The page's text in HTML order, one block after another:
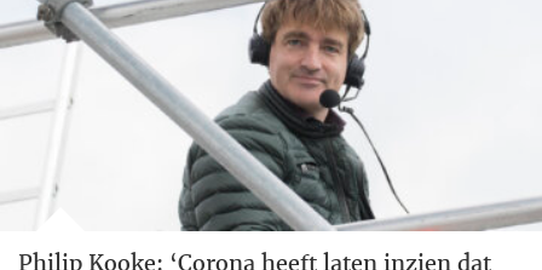
Philip Kooke: ‘Corona heeft laten inzien dat